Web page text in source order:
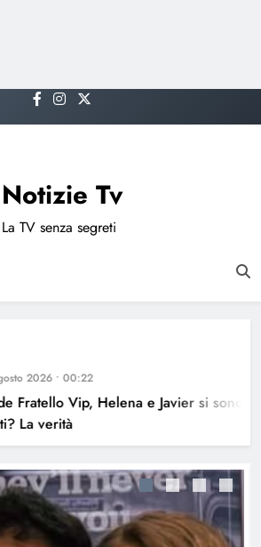
Notizie Tv
La TV senza segreti
2026 • 00:22
Fratello Vip, Helena e Javier si sono
La verità